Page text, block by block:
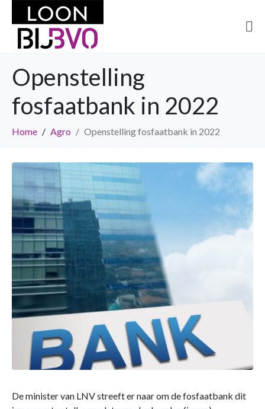
Openstelling
fosfaatbank in 2022
Home Agro Openstelling fosfaatbank in 2022
De minister van LNV streeft er naar om de fosfaatbank dit